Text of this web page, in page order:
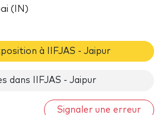
(IN)
à IIFJAS - Jaipur
dans IIFJAS - Jaipur
Signaler une erreur